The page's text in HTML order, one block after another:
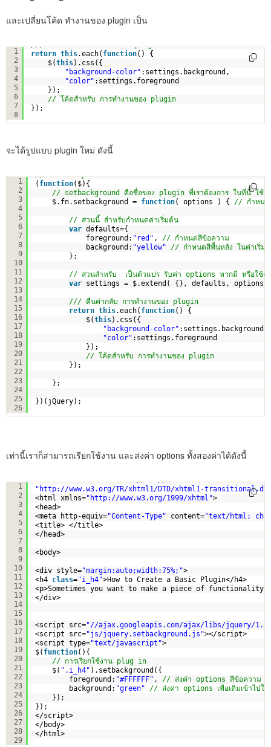
และเปลี่ยนโค้ด ทำงานของ plugin เป็น
1
2
3
4
5
6
7
8
return this.each( function() {
$(this).css({
"background-color" :settings.background,
"color" :settings.foreground
});
// โค้ตสำหรับ การทำงานของ plugin
});
จะได้รูปแบบ plugin ใหม่ ดังนี้
1
2
3
4
5
6
7
8
9
10
11
12
13
14
15
16
17
18
19
20
21
22
23
24
25
26
( function($){
// setbackground คือชื่อของ plugin ที่เราต้องการ ในที่นี้ ใช้ว่
$.fn.setbackground = function( options ) { // กำหนด
// ส่วนนี้ สำหรับกำหนดค่าเริ่มต้น
var defaults={
foreground: "red" , // กำหนดสีข้อความ
background: "yellow"
// กำหนดสีพื้นหลัง ในค่าเริ่มต้
};
// ส่วนสำหรับ  เป็นต้วแปร รับค่า options หากมี หรือใช้ค่
var settings = $.extend( {}, defaults, options
/// คืนค่ากลับ การทำงานของ plugin
return this.each( function() {
$(this).css({
"background-color" :settings.background,
"color" :settings.foreground
});
// โค้ตสำหรับ การทำงานของ plugin
});
};
})(jQuery);
เท่านี้เราก็สามารถเรียกใช้งาน และส่งค่า options ทั้งสองค่าได้ดังนี้
1
2
3
4
5
6
7
8
9
10
11
12
13
14
15
16
17
18
19
20
21
22
23
24
25
26
27
28
29
" http://www.w3.org/TR/xhtml1/DTD/xhtml1-
<html xmlns=" http://www.w3.org/1999/xhtml ">
<head>
<meta http-equiv="Content-Type" content="text/html;
<title> </title>
</head>
<body>
<div style="margin:auto;width:75%;">
<h4 class="i_h4">How to Create a Basic Plugin</h4>
<p>Sometimes you want to make a piece of
</div>
<script src="//ajax.googleapis.com/ajax/libs/jquery/
<script src="js/jquery.setbackground.js"></script>
<script type="text/javascript">
$( function(){
// การเรียกใช้งาน plug in
$( ".i_h4" ).setbackground({
foreground: "#FFFFFF" , // ส่งค่า options สีข้อความ
background: "green"
// ส่งค่า options เพื่อเติมเข้าไปใ
});
});
</script>
</body>
</html>